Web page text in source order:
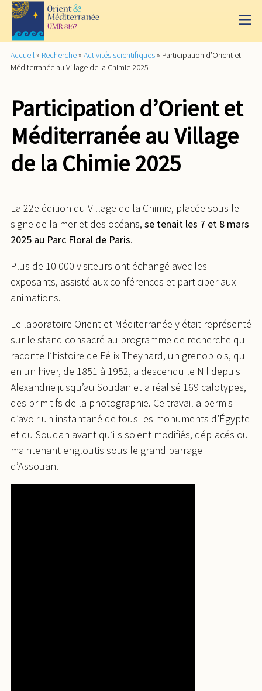
Accueil » Recherche » Activités scientifiques » Participation d’Orient et
Méditerranée au Village de la Chimie 2025
Participation d’Orient et
Méditerranée au Village
de la Chimie 2025
La 22e édition du Village de la Chimie, placée sous le
signe de la mer et des océans, se tenait les 7 et 8 mars
2025 au Parc Floral de Paris.
Plus de 10 000 visiteurs ont échangé avec les
exposants, assisté aux conférences et participer aux
animations.
Le laboratoire Orient et Méditerranée y était représenté
sur le stand consacré au programme de recherche qui
raconte l’histoire de Félix Theynard, un grenoblois, qui
en un hiver, de 1851 à 1952, a descendu le Nil depuis
Alexandrie jusqu’au Soudan et a réalisé 169 calotypes,
des primitifs de la photographie. Ce travail a permis
d’avoir un instantané de tous les monuments d’Égypte
et du Soudan avant qu’ils soient modifiés, déplacés ou
maintenant engloutis sous le grand barrage
d’Assouan.